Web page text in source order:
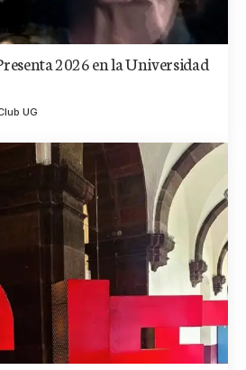
2026 en la Universidad
UG